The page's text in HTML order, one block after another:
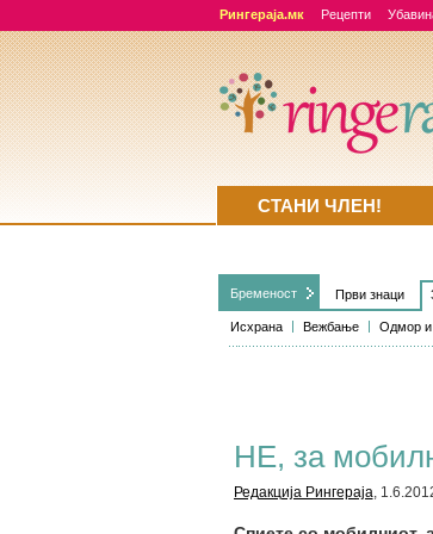
Рингераја.мк Рецепти
Бременост Први знаци
Исхрана Вежбање Одмор
НЕ, за
Редакција Рингераја,
СТАНИ ЧЛЕН!